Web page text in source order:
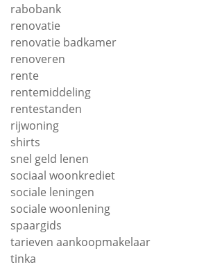
rabobank
renovatie
renovatie badkamer
renoveren
rente
rentemiddeling
rentestanden
rijwoning
shirts
snel geld lenen
sociaal woonkrediet
sociale leningen
sociale woonlening
spaargids
tarieven aankoopmakelaar
tinka